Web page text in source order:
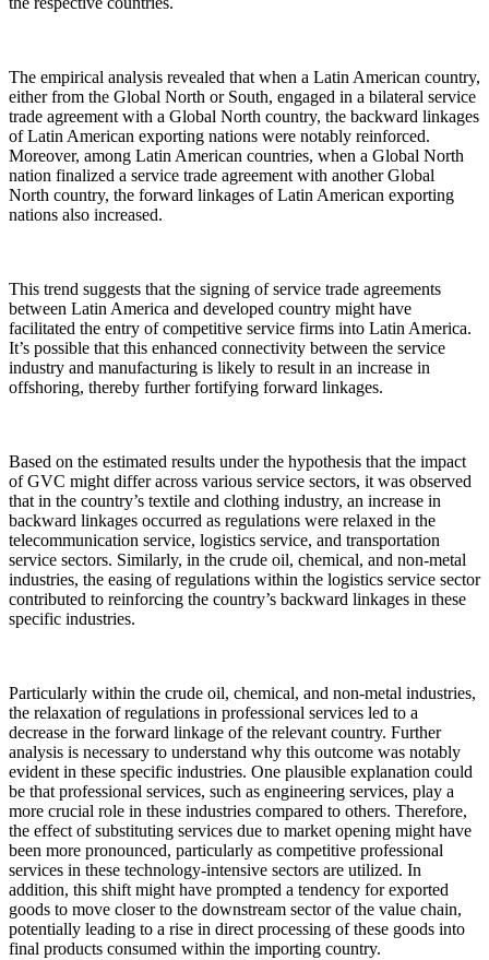
The empirical analysis revealed that when a Latin American country,
either from the Global North or South, engaged in a bilateral service
trade agreement with a Global North country, the backward linkages
of Latin American exporting nations were notably reinforced.
Moreover, among Latin American countries, when a Global North
nation finalized a service trade agreement with another Global
North country, the forward linkages of Latin American exporting
nations also increased.
This trend suggests that the signing of service trade agreements
between Latin America and developed country might have
facilitated the entry of competitive service firms into Latin America.
It’s possible that this enhanced connectivity between the service
industry and manufacturing is likely to result in an increase in
offshoring, thereby further fortifying forward linkages.
Based on the estimated results under the hypothesis that the impact
of GVC might differ across various service sectors, it was observed
that in the country’s textile and clothing industry, an increase in
backward linkages occurred as regulations were relaxed in the
telecommunication service, logistics service, and transportation
service sectors. Similarly, in the crude oil, chemical, and non-metal
industries, the easing of regulations within the logistics service sector
contributed to reinforcing the country’s backward linkages in these
specific industries.
Particularly within the crude oil, chemical, and non-metal industries,
the relaxation of regulations in professional services led to a
decrease in the forward linkage of the relevant country. Further
analysis is necessary to understand why this outcome was notably
evident in these specific industries. One plausible explanation could
be that professional services, such as engineering services, play a
more crucial role in these industries compared to others. Therefore,
the effect of substituting services due to market opening might have
been more pronounced, particularly as competitive professional
services in these technology-intensive sectors are utilized. In
addition, this shift might have prompted a tendency for exported
goods to move closer to the downstream sector of the value chain,
potentially leading to a rise in direct processing of these goods into
final products consumed within the importing country.